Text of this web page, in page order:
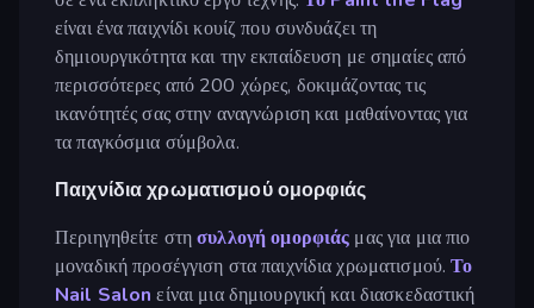
είναι ένα παιχνίδι κουίζ που συνδυάζει τη
δημιουργικότητα και την εκπαίδευση με σημαίες από
περισσότερες από 200 χώρες, δοκιμάζοντας τις
ικανότητές σας στην αναγνώριση και μαθαίνοντας για
τα παγκόσμια σύμβολα.
Παιχνίδια χρωματισμού ομορφιάς
Περιηγηθείτε στησυλλογή ομορφιάς μας για μια πιο
μοναδική προσέγγιση στα παιχνίδια χρωματισμού.Το
Nail Salon είναι μια δημιουργική και διασκεδαστική